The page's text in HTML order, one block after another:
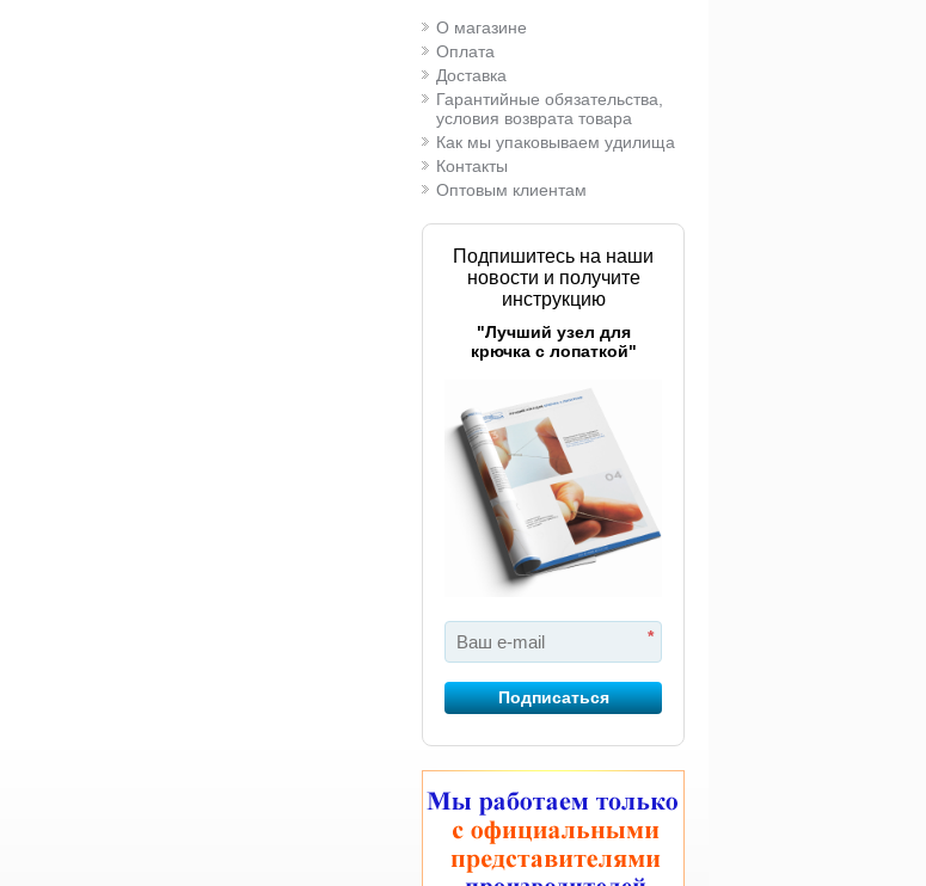
О магазине
Оплата
Доставка
Гарантийные обязательства,
условия возврата товара
Как мы упаковываем удилища
Контакты
Оптовым клиентам
Подпишитесь на наши
новости и получите
инструкцию
"Лучший узел для
крючка с лопаткой"
*
Подписаться